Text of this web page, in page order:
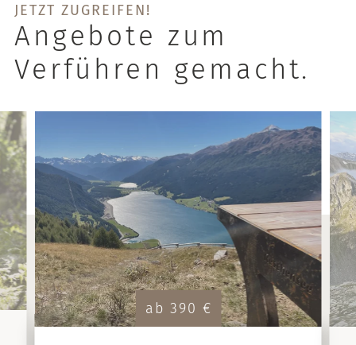
JETZT ZUGREIFEN!
Angebote zum
Verführen gemacht.
ab 390 €